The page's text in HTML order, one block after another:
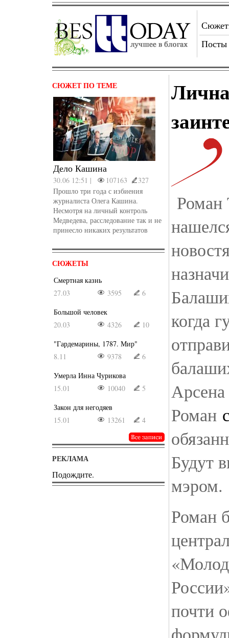
Посты
СЮЖЕТ ПО ТЕМЕ
Дело Кашина
30.06 12:51 | 107163
327
Прошло три года с избиения
журналиста Олега Кашина.
Несмотря на личный контроль
Медведева, расследование так и не
принесло никаких результатов
СЮЖЕТЫ
Смертная казнь
27.03
3595
6
Большой человек
20.03
4326
10
"Гардемарины, 1787. Мир"
8.11
9378
6
Умерла Инна Чурикова
15.01
10040
5
Закон для негодяев
15.01
13261 4
РЕКЛАМА
Подождите.
Роман
когда
Роман
Будут
мэром.
Роман
почти